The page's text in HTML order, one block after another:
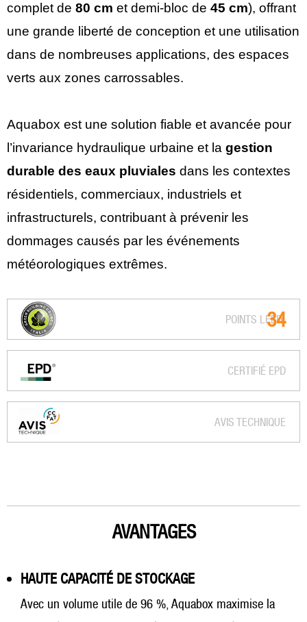
complet de 80 cm et demi-bloc de 45 cm), offrant
une grande liberté de conception et une utilisation
dans de nombreuses applications, des espaces
verts aux zones carrossables.
Aquabox est une solution fiable et avancée pour
l’invariance hydraulique urbaine et la gestion
durable des eaux pluviales dans les contextes
résidentiels, commerciaux, industriels et
infrastructurels, contribuant à prévenir les
dommages causés par les événements
météorologiques extrêmes.
POINTS LEED
34
CERTIFIÉ EPD
AVIS TECHNIQUE
AVANTAGES
HAUTE CAPACITÉ DE STOCKAGE
Avec un volume utile de 96 %, Aquabox maximise la